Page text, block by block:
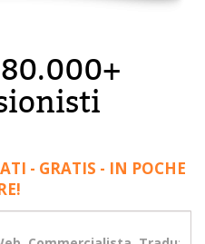
- GRATIS - IN POCHE